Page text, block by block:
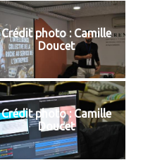
Crédit photo : Camille
Doucet
Crédit photo : Camille
Doucet